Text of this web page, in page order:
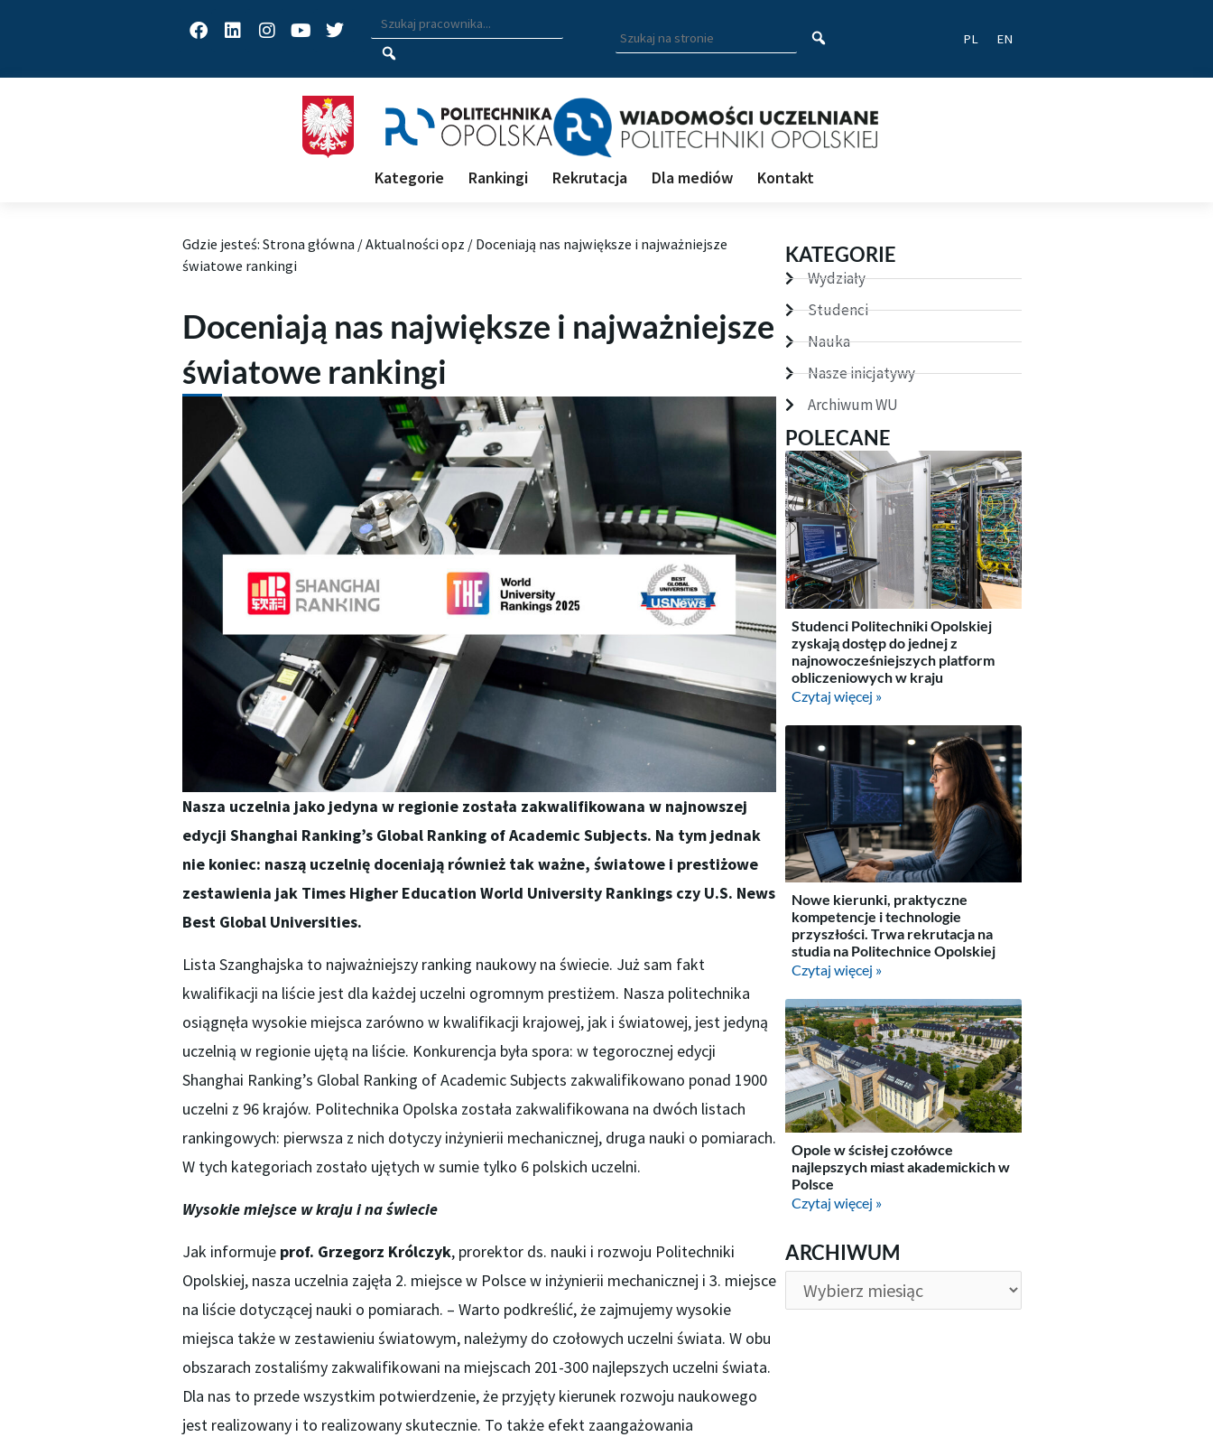
Facebook
LinkedinInstagram
YoutubeTwitterWyszukiwarka pracowników
Wpisz nazwisko, fragment nazwiska bądź imię pracownika aby wyszukać
Wpisz
szukaną
frazę
wyszukać
na
PL EN
Kategorie Rankingi Rekrutacja Dla mediów Kontakt
Gdzie jesteś: Strona główna /Aktualności opz / Doceniają nas największe i najważniejsze
światowe rankingi
Doceniają nas największe i najważniejsze
światowe rankingi
Nasza uczelnia jako jedyna w regionie została zakwalifikowana w najnowszej
edycji Shanghai Ranking’s Global Ranking of Academic Subjects. Na tym jednak
nie koniec: naszą uczelnię doceniają również tak ważne, światowe i prestiżowe
zestawienia jak Times Higher Education World University Rankings czy U.S. News
Best Global Universities.
Lista Szanghajska to najważniejszy ranking naukowy na świecie. Już sam fakt
kwalifikacji na liście jest dla każdej uczelni ogromnym prestiżem. Nasza politechnika
osiągnęła wysokie miejsca zarówno w kwalifikacji krajowej, jak i światowej, jest jedyną
uczelnią w regionie ujętą na liście. Konkurencja była spora: w tegorocznej edycji
Shanghai Ranking’s Global Ranking of Academic Subjects zakwalifikowano ponad 1900
uczelni z 96 krajów. Politechnika Opolska została zakwalifikowana na dwóch listach
rankingowych: pierwsza z nich dotyczy inżynierii mechanicznej, druga nauki o pomiarach.
W tych kategoriach zostało ujętych w sumie tylko 6 polskich uczelni.
Wysokie miejsce w kraju i na świecie
Jak informuje prof. Grzegorz Królczyk, prorektor ds. nauki i rozwoju Politechniki
Opolskiej, nasza uczelnia zajęła 2. miejsce w Polsce w inżynierii mechanicznej i 3. miejsce
na liście dotyczącej nauki o pomiarach. – Warto podkreślić, że zajmujemy wysokie
miejsca także w zestawieniu światowym, należymy do czołowych uczelni świata. W obu
obszarach zostaliśmy zakwalifikowani na miejscach 201-300 najlepszych uczelni świata.
Dla nas to przede wszystkim potwierdzenie, że przyjęty kierunek rozwoju naukowego
jest realizowany i to realizowany skutecznie. To także efekt zaangażowania
KATEGORIE
Wydziały
Studenci
Nauka
Nasze inicjatywy
Archiwum WU
POLECANE
Studenci Politechniki Opolskiej
zyskają dostęp do jednej z
najnowocześniejszych platform
obliczeniowych w kraju
Czytaj więcej »
Nowe kierunki, praktyczne
kompetencje i technologie
przyszłości. Trwa rekrutacja na
studia na Politechnice Opolskiej
Czytaj więcej »
Opole w ścisłej czołówce
najlepszych miast akademickich w
Polsce
Czytaj więcej »
ARCHIWUM
ARCHIWUM